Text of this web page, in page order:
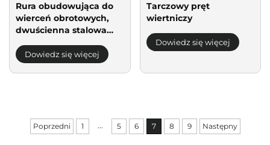
Rura obudowująca do
wierceń obrotowych,
dwuścienna stalowa
fundamentów
Dowiedz się więcej
Tarczowy pręt
wiertniczy
Dowiedz się więcej
Poprzedni 1 ... 5 6 7 8 9 Następny